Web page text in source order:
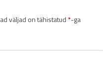
väljad on tähistatud *-ga